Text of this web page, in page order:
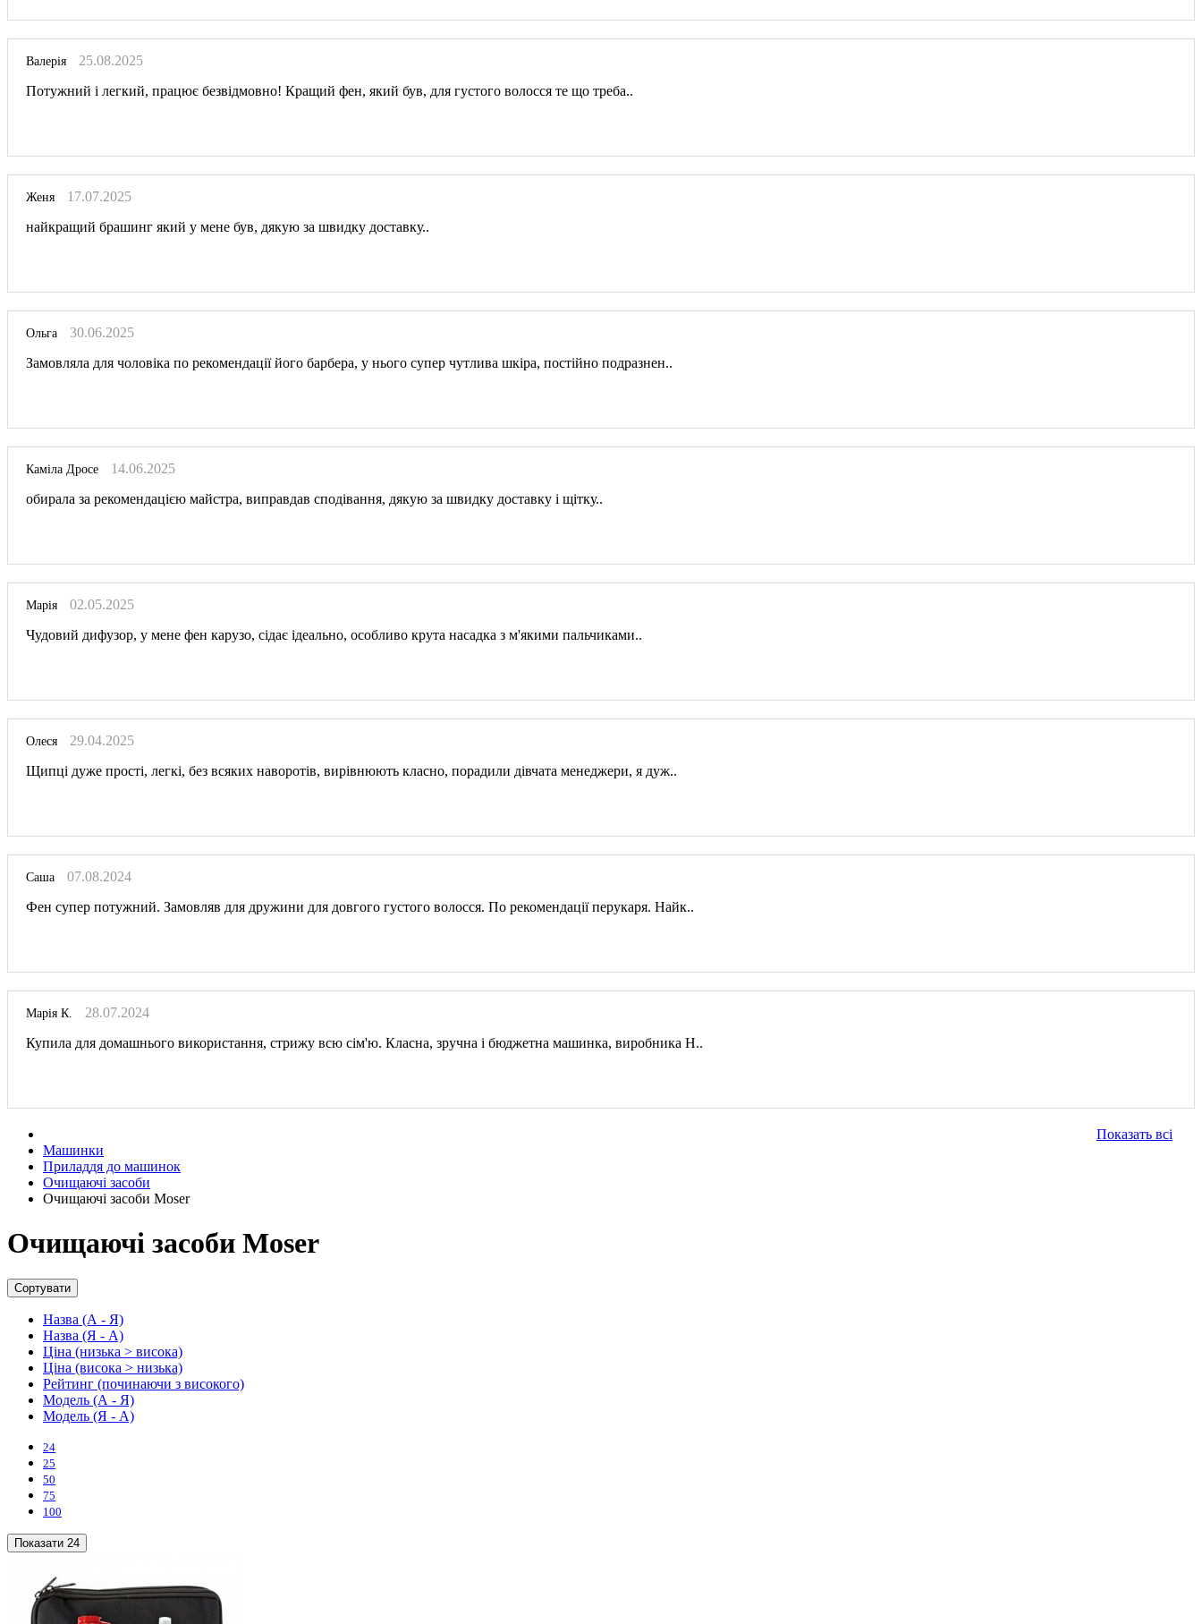
Валерія
25.08.2025
Потужний і легкий, працює безвідмовно! Кращий фен, який був, для густого волосся те що треба..
Женя
17.07.2025
найкращий брашинг який у мене був, дякую за швидку доставку..
Ольга
30.06.2025
Замовляла для чоловіка по рекомендації його барбера, у нього супер чутлива шкіра, постійно подразнен..
Каміла Дросе
14.06.2025
обирала за рекомендацією майстра, виправдав сподівання, дякую за швидку доставку і щітку..
Марія
02.05.2025
Чудовий дифузор, у мене фен карузо, сідає ідеально, особливо крута насадка з м'якими пальчиками..
Олеся
29.04.2025
Щипці дуже прості, легкі, без всяких наворотів, вирівнюють класно, порадили дівчата менеджери, я дуж..
Саша
07.08.2024
Фен супер потужний. Замовляв для дружини для довгого густого волосся. По рекомендації перукаря. Найк..
Марія К.
28.07.2024
Купила для домашнього використання, стрижу всю сім'ю. Класна, зручна і бюджетна машинка, виробника Н..
Показать всі
Машинки
Приладдя до машинок
Очищаючі засоби
Очищаючі засоби Moser
Очищаючі засоби Moser
Сортувати
Назва (А - Я)
Назва (Я - А)
Ціна (низька > висока)
Ціна (висока > низька)
Рейтинг (починаючи з високого)
Модель (А - Я)
Модель (Я - А)
24
25
50
75
100
Показати 24